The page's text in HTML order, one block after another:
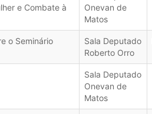
e Combate à
Onevan de
Matos
o Seminário
Sala Deputado
Roberto Orro
Sala Deputado
Onevan de
Matos